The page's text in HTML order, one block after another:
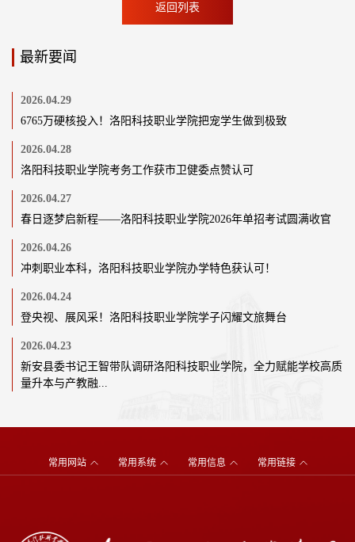
返回列表
最新要闻
2026.04.29
6765万硬核投入！洛阳科技职业学院把宠学生做到极致
2026.04.28
洛阳科技职业学院考务工作获市卫健委点赞认可
2026.04.27
春日逐梦启新程——洛阳科技职业学院2026年单招考试圆满收官
2026.04.26
冲刺职业本科，洛阳科技职业学院办学特色获认可！
2026.04.24
登央视、展风采！洛阳科技职业学院学子闪耀文旅舞台
2026.04.23
新安县委书记王智带队调研洛阳科技职业学院，全力赋能学校高质
量升本与产教融...
常用网站 常用系统 常用信息 常用链接